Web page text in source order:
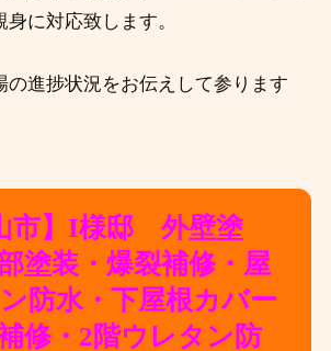
に対応致します。
の進捗状況をお伝えして参ります
市】I様邸 外壁塗
塗装・爆裂補修・屋
防水・下屋根カバー
修・2階ウレタン防